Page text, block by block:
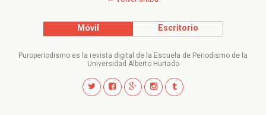
Móvil Escritorio
Puroperiodismo es la revista digital de la Escuela de Periodismo de la
Universidad Alberto Hurtado